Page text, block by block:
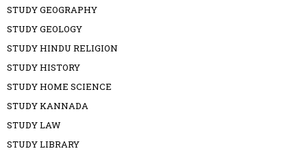
STUDY GEOGRAPHY
STUDY GEOLOGY
STUDY HINDU RELIGION
STUDY HISTORY
STUDY HOME SCIENCE
STUDY KANNADA
STUDY LAW
STUDY LIBRARY